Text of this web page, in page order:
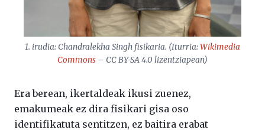
1. irudia: Chandralekha Singh fisikaria. (Iturria:Wikimedia
Commons – CC BY-SA 4.0 lizentziapean)
Era berean, ikertaldeak ikusi zuenez,
emakumeak ez dira fisikari gisa oso
identifikatuta sentitzen, ez baitira erabat